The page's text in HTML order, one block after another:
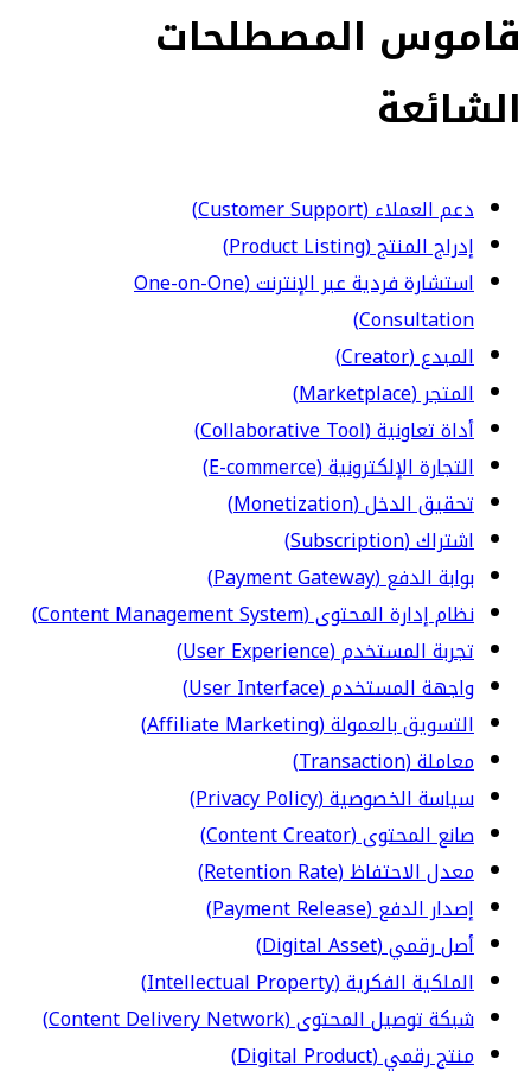
قاموس المصطلحات
الشائعة
دعم العملاء (Customer Support)
إدراج المنتج (Product Listing)
استشارة فردية عبر الإنترنت (One-on-One
Consultation)
المبدع (Creator)
المتجر (Marketplace)
أداة تعاونية (Collaborative Tool)
التجارة الإلكترونية (E-commerce)
تحقيق الدخل (Monetization)
اشتراك (Subscription)
بوابة الدفع (Payment Gateway)
نظام إدارة المحتوى (Content Management System)
تجربة المستخدم (User Experience)
واجهة المستخدم (User Interface)
التسويق بالعمولة (Affiliate Marketing)
معاملة (Transaction)
سياسة الخصوصية (Privacy Policy)
صانع المحتوى (Content Creator)
معدل الاحتفاظ (Retention Rate)
إصدار الدفع (Payment Release)
أصل رقمي (Digital Asset)
الملكية الفكرية (Intellectual Property)
شبكة توصيل المحتوى (Content Delivery Network)
منتج رقمي (Digital Product)